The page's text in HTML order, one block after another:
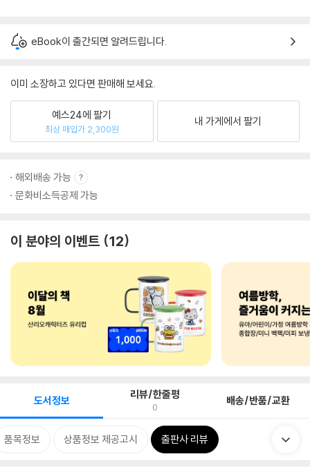
eBook이 출간되면 알려드립니다.
이미 소장하고 있다면 판매해 보세요.
예스24에 팔기
최상 매입가 2,300원
내 가게에서 팔기
해외배송 가능
문화비소득공제 가능
이 분야의 이벤트 12
도서정보 리뷰/한줄평
0 배송/반품/교환
품목정보 상품정보 제공고시 출판사 리뷰